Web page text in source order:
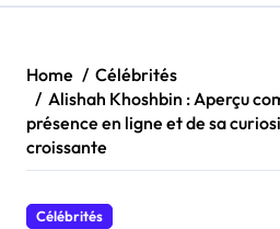
Home
Célébrités
Alishah Khoshbin : Aperçu
présence en ligne et de sa
croissante
Célébrités